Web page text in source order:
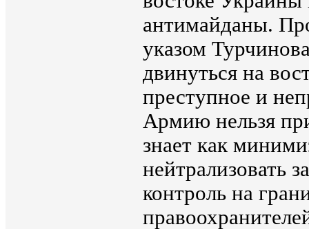
антимайданы.
указом
двинуться на
преступное и
Армию нельзя
знает как
нейтрализовать
контроль на